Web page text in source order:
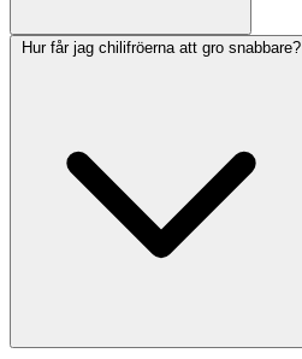
Hur får jag chilifröerna att gro snabbare?